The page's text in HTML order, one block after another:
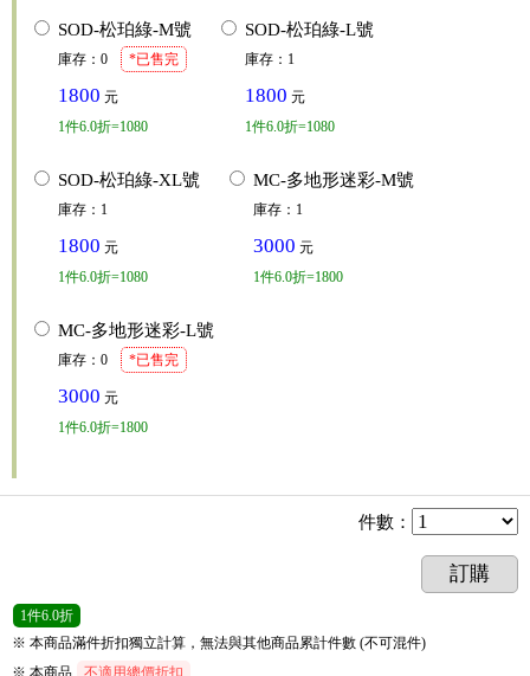
SOD-松珀綠-M號
庫存 ： 0 *已售完
1800 元
1件6.0折=1080
SOD-松珀綠-L號
庫存 ： 1
1800 元
1件6.0折=1080
SOD-松珀綠-XL號
庫存 ： 1
1800 元
1件6.0折=1080
MC-多地形迷彩-M號
庫存 ： 1
3000 元
1件6.0折=1800
MC-多地形迷彩-L號
庫存 ： 0 *已售完
3000 元
1件6.0折=1800
件數 ：
訂購
1件6.0折
※ 本商品滿件折扣獨立計算，無法與其他商品累計件數 (不可混件)
※ 本商品
不適用總價折扣